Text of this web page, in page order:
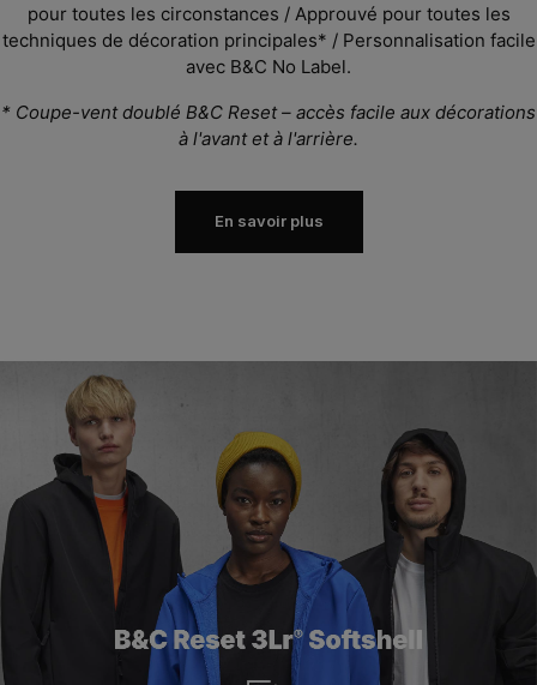
pour toutes les circonstances / Approuvé pour toutes les
techniques de décoration principales* / Personnalisation facile
avec B&C No Label.
* Coupe-vent doublé B&C Reset – accès facile aux décorations
à l'avant et à l'arrière.
En savoir plus